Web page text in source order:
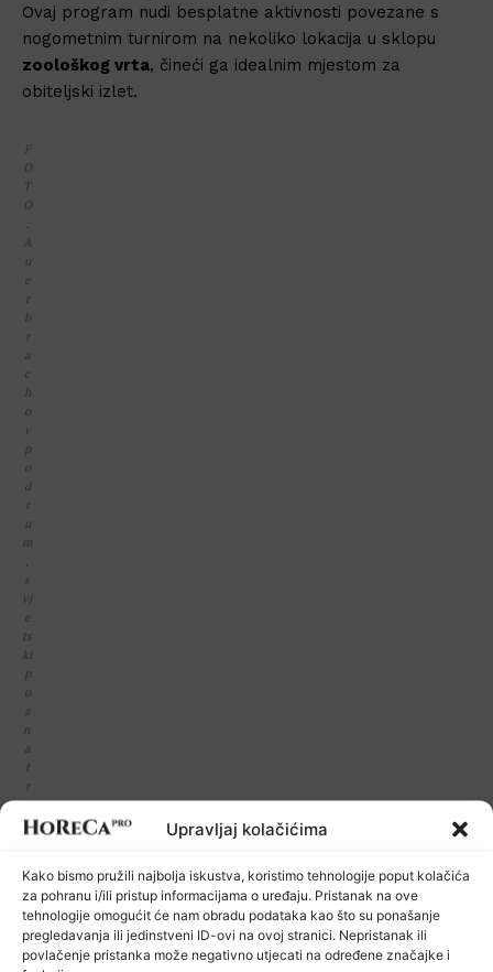
Upravljaj kolačićima
Kako bismo pružili najbolja iskustva, koristimo tehnologije poput kolačića
za pohranu i/ili pristup informacijama o uređaju. Pristanak na ove
tehnologije omogućit će nam obradu podataka kao što su ponašanje
pregledavanja ili jedinstveni ID-ovi na ovoj stranici. Nepristanak ili
povlačenje pristanka može negativno utjecati na određene značajke i
Ovaj program nudi besplatne aktivnosti povezane s
nogometnim turnirom na nekoliko lokacija u sklopu
zoološkog vrta, čineći ga idealnim mjestom za
obiteljski izlet.
F
O
T
O
A
u
e
r
b
r
a
c
h
o
v
p
o
d
r
u
m
s
vj
e
ts
ki
p
o
n
a
t
r
e
st
a
n
k
oj
i